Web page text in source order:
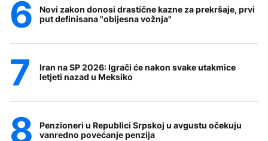
Novi zakon donosi drastične kazne za prekršaje, prvi
put definisana "obijesna vožnja"
Iran na SP 2026: Igrači će nakon svake utakmice
letjeti nazad u Meksiko
Penzioneri u Republici Srpskoj u avgustu očekuju
vanredno povećanje penzija